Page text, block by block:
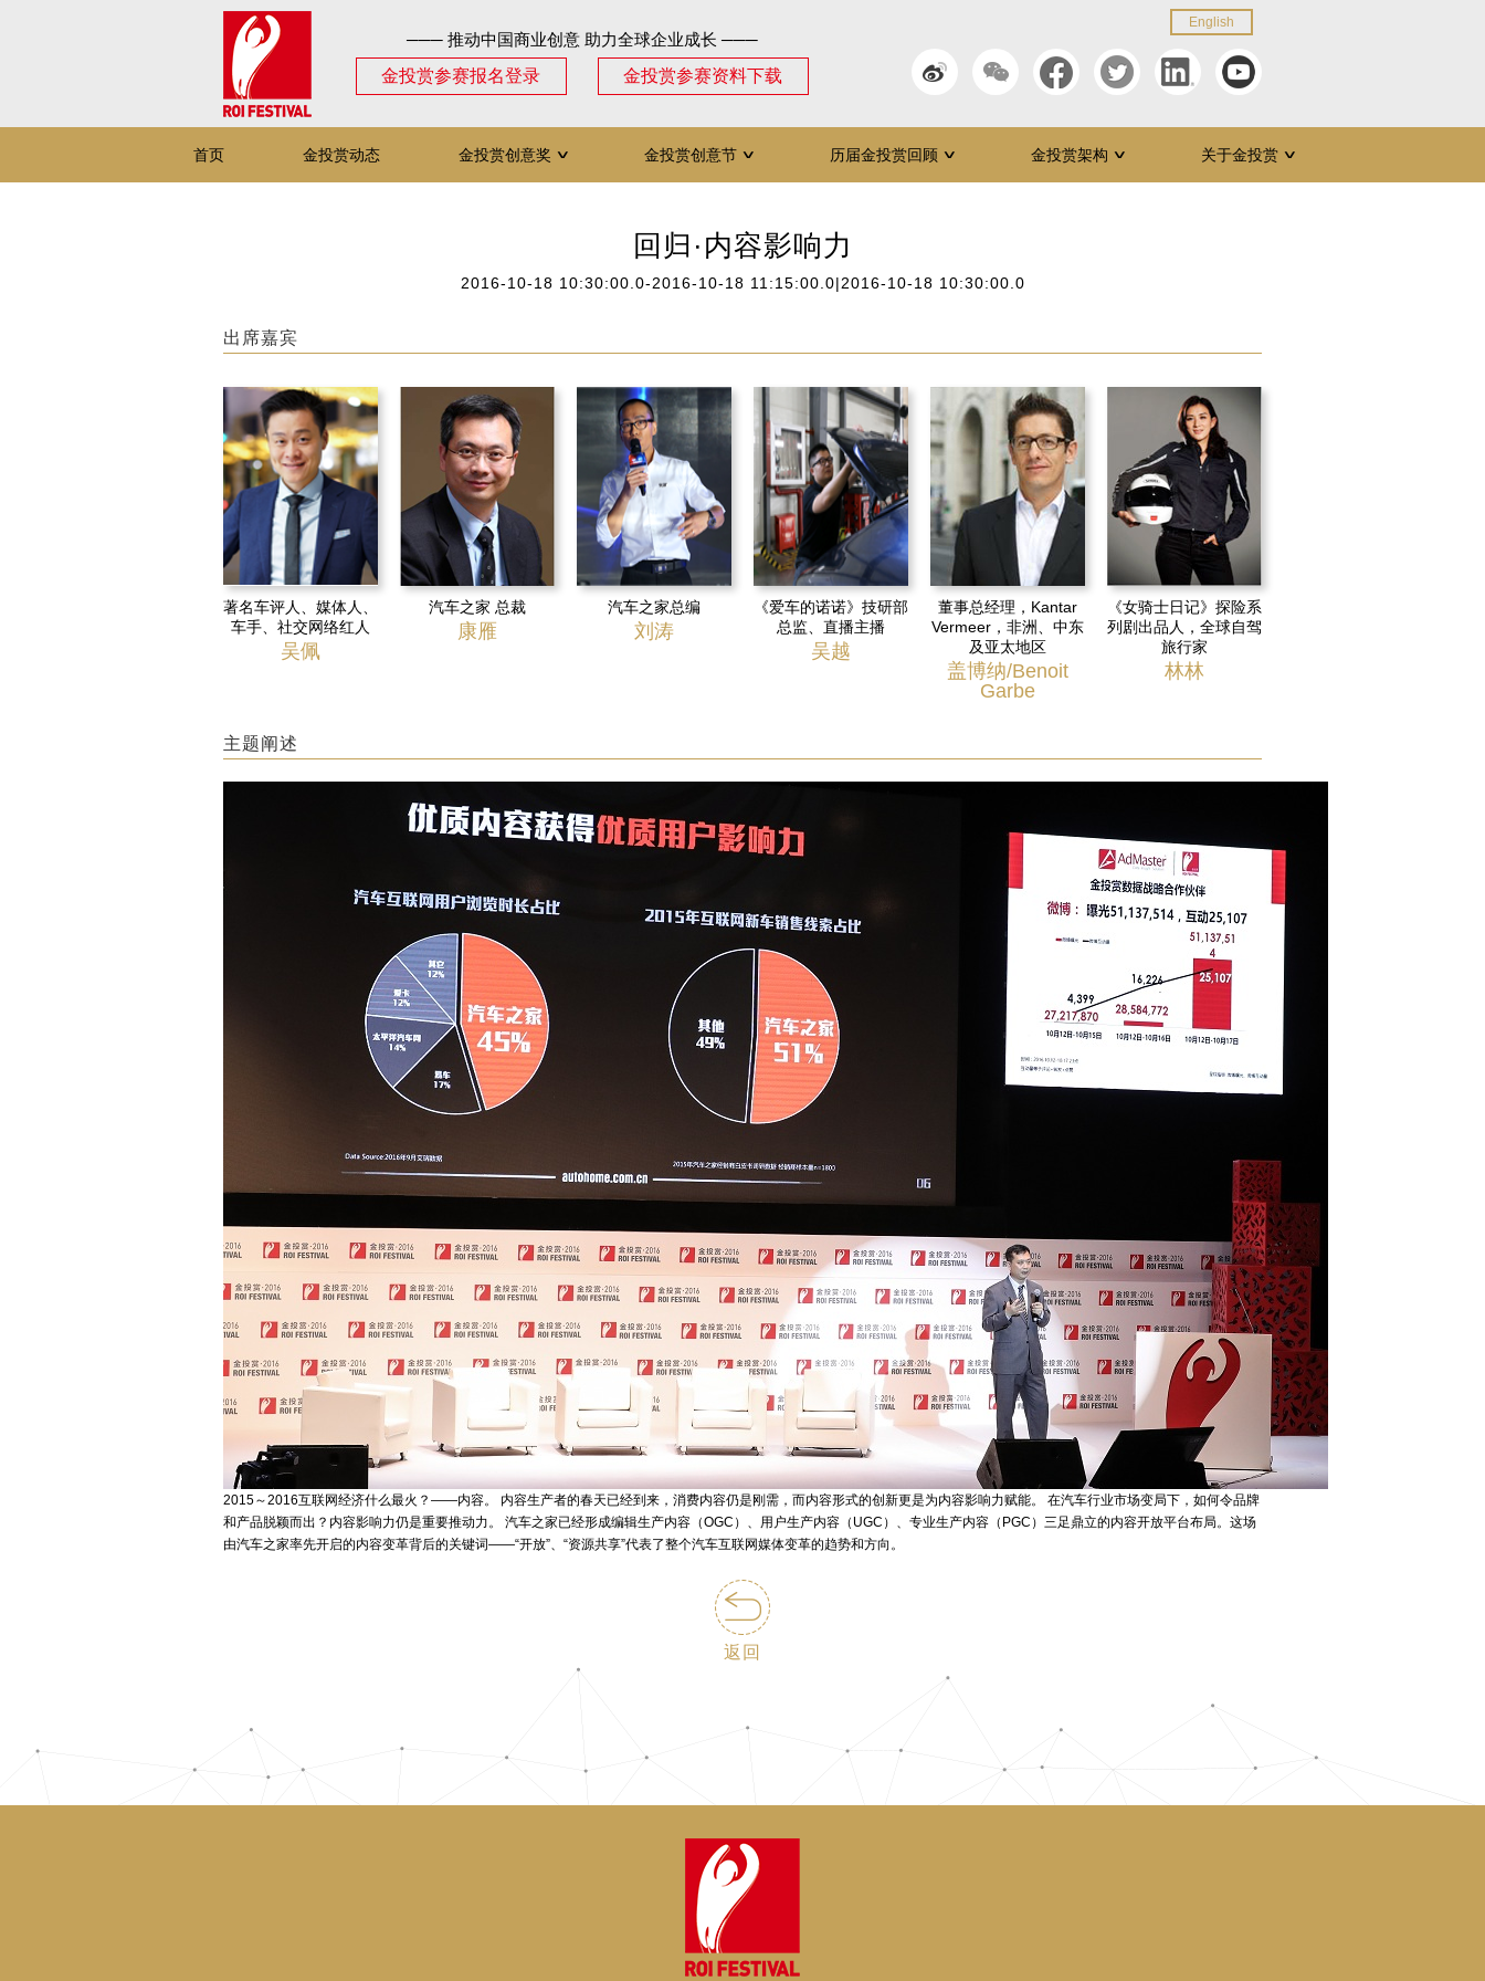
─── 推动中国商业创意 助力全球企业成长 ───
金投赏参赛报名登录
金投赏参赛资料下载
English
首页 金投赏动态 金投赏创意奖 ∨ 金投赏创意节 ∨ 历届金投赏回顾 ∨ 金投赏架构 ∨ 关于金投赏 ∨
回归·内容影响力
2016-10-18 10:30:00.0-2016-10-18 11:15:00.0|2016-10-18 10:30:00.0
出席嘉宾
著名车评人、媒体人、
车手、社交网络红人
吴佩
汽车之家 总裁
康雁
汽车之家总编
刘涛
《爱车的诺诺》技研部
总监、直播主播
吴越
董事总经理，Kantar
Vermeer，非洲、中东
及亚太地区
盖博纳/Benoit
Garbe
《女骑士日记》探险系
列剧出品人，全球自驾
旅行家
林林
主题阐述
2015～2016互联网经济什么最火？——内容。 内容生产者的春天已经到来，消费内容仍是刚需，而内容形式的创新更是为内容影响力赋能。 在汽车行业市场变局下，如何令品牌
和产品脱颖而出？内容影响力仍是重要推动力。 汽车之家已经形成编辑生产内容（OGC）、用户生产内容（UGC）、专业生产内容（PGC）三足鼎立的内容开放平台布局。这场
由汽车之家率先开启的内容变革背后的关键词——“开放”、“资源共享”代表了整个汽车互联网媒体变革的趋势和方向。
返回